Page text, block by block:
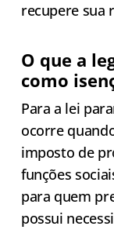
recupere sua
O que a
como
Para a lei
ocorre
imposto de
funções
para quem
possui